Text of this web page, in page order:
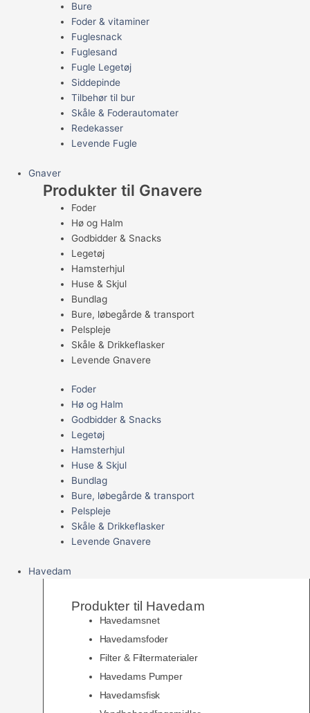
Bure
Foder & vitaminer
Fuglesnack
Fuglesand
Fugle Legetøj
Siddepinde
Tilbehør til bur
Skåle & Foderautomater
Redekasser
Levende Fugle
Gnaver
Produkter til Gnavere
Foder
Hø og Halm
Godbidder & Snacks
Legetøj
Hamsterhjul
Huse & Skjul
Bundlag
Bure, løbegårde & transport
Pelspleje
Skåle & Drikkeflasker
Levende Gnavere
Foder
Hø og Halm
Godbidder & Snacks
Legetøj
Hamsterhjul
Huse & Skjul
Bundlag
Bure, løbegårde & transport
Pelspleje
Skåle & Drikkeflasker
Levende Gnavere
Havedam
Produkter til Havedam
Havedamsnet
Havedamsfoder
Filter & Filtermaterialer
Havedams Pumper
Havedamsfisk